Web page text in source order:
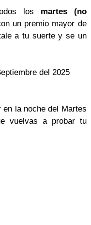
los martes (no
un premio mayor de
a tu suerte y se un
la noche del Martes
vuelvas a probar tu